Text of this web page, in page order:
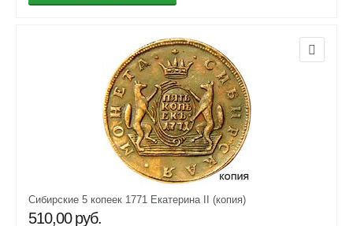
Сибирские 5 копеек 1771 Екатерина II (копия)
510,00 руб.